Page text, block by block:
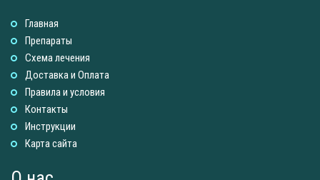
Главная
Препараты
Схема лечения
Доставка и Оплатa
Правила и условия
Контакты
Инструкции
Карта сайта